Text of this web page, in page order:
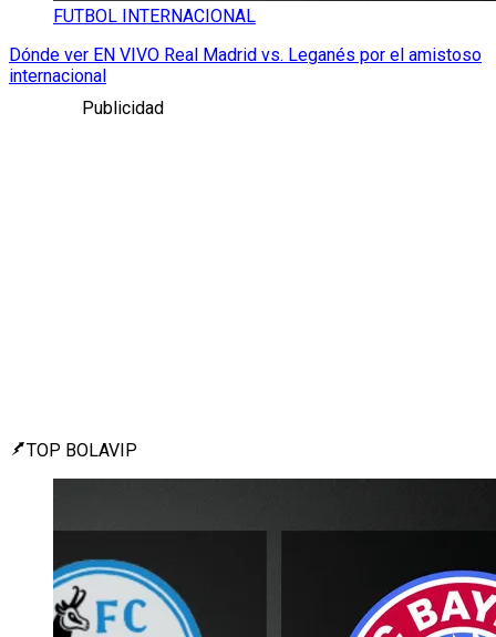
FUTBOL INTERNACIONAL
Dónde ver EN VIVO Real Madrid vs. Leganés por el amistoso
internacional
Publicidad
TOP BOLAVIP